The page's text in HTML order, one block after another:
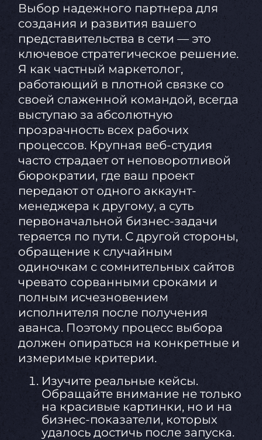
Выбор надежного партнера для
создания и развития вашего
представительства в сети — это
ключевое стратегическое решение.
Я как частный маркетолог,
работающий в плотной связке со
своей слаженной командой, всегда
выступаю за абсолютную
прозрачность всех рабочих
процессов. Крупная веб-студия
часто страдает от неповоротливой
бюрократии, где ваш проект
передают от одного аккаунт-
менеджера к другому, а суть
первоначальной бизнес-задачи
теряется по пути. С другой стороны,
обращение к случайным
одиночкам с сомнительных сайтов
чревато сорванными сроками и
полным исчезновением
исполнителя после получения
аванса. Поэтому процесс выбора
должен опираться на конкретные и
измеримые критерии.
Изучите реальные кейсы.
Обращайте внимание не только
на красивые картинки, но и на
бизнес-показатели, которых
удалось достичь после запуска.